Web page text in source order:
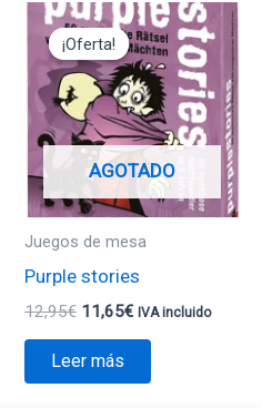
¡Oferta!
AGOTADO
¡Oferta!
Juegos de mesa
Purple stories
12,95€
El
precio
original
era:
12,95€.
11,65€
El
precio
actual
es:
11,65€.
IVA incluido
Leer más